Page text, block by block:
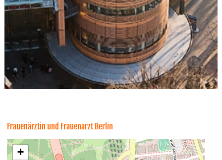
Frauenärztin und Frauenarzt Berlin
+